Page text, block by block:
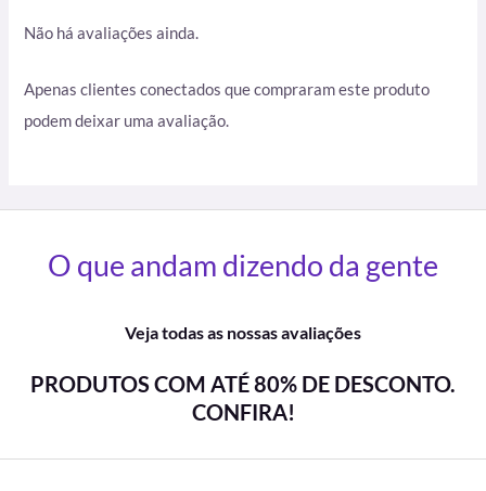
Não há avaliações ainda.
Apenas clientes conectados que compraram este produto
podem deixar uma avaliação.
O que andam dizendo da gente
Veja todas as nossas avaliações
PRODUTOS COM ATÉ 80% DE DESCONTO.
CONFIRA!